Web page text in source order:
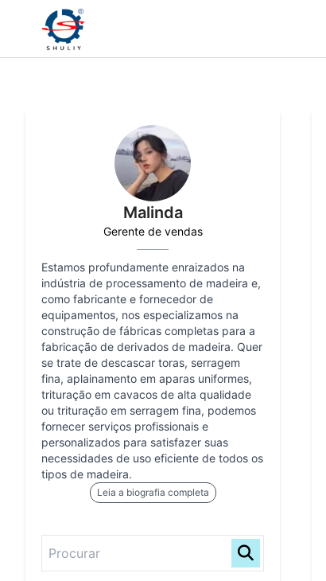
Malinda
Gerente de vendas
Estamos profundamente enraizados na
indústria de processamento de madeira e,
como fabricante e fornecedor de
equipamentos, nos especializamos na
construção de fábricas completas para a
fabricação de derivados de madeira. Quer
se trate de descascar toras, serragem
fina, aplainamento em aparas uniformes,
trituração em cavacos de alta qualidade
ou trituração em serragem fina, podemos
fornecer serviços profissionais e
personalizados para satisfazer suas
necessidades de uso eficiente de todos os
tipos de madeira.
Leia a biografia completa